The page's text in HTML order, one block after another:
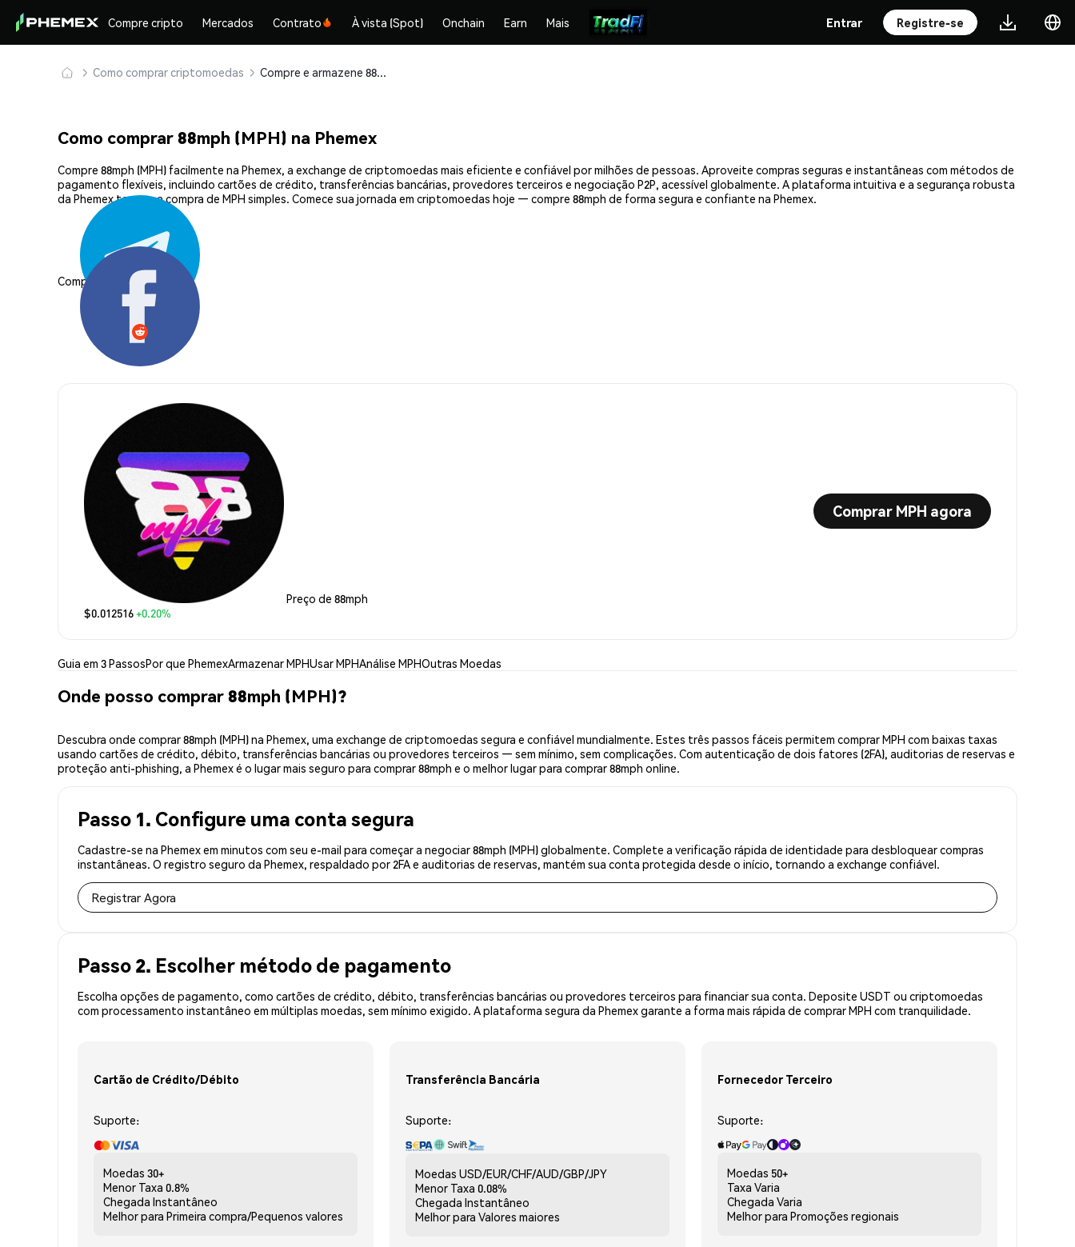
Compre cripto Mercados Contrato À vista (Spot) Onchain Earn Mais Entrar Registre-se
Como comprar criptomoedas Compre e armazene 88mph (MPH) com segurança
Como comprar 88mph (MPH) na Phemex
Compre 88mph (MPH) facilmente na Phemex, a exchange de criptomoedas mais eficiente e confiável por milhões de pessoas. Aproveite compras seguras e instantâneas com métodos de
pagamento flexíveis, incluindo cartões de crédito, transferências bancárias, provedores terceiros e negociação P2P, acessível globalmente. A plataforma intuitiva e a segurança robusta
da Phemex tornam a compra de MPH simples. Comece sua jornada em criptomoedas hoje — compre 88mph de forma segura e confiante na Phemex.
Compartilhar:
Preço de 88mph
$0.012516+0.20%
Comprar MPH agora
Guia em 3 PassosPor que PhemexArmazenar MPHUsar MPHAnálise MPHOutras Moedas
Onde posso comprar 88mph (MPH)?
Descubra onde comprar 88mph (MPH) na Phemex, uma exchange de criptomoedas segura e confiável mundialmente. Estes três passos fáceis permitem comprar MPH com baixas taxas
usando cartões de crédito, débito, transferências bancárias ou provedores terceiros — sem mínimo, sem complicações. Com autenticação de dois fatores (2FA), auditorias de reservas e
proteção anti-phishing, a Phemex é o lugar mais seguro para comprar 88mph e o melhor lugar para comprar 88mph online.
Passo 1. Configure uma conta segura
Cadastre-se na Phemex em minutos com seu e-mail para começar a negociar 88mph (MPH) globalmente. Complete a verificação rápida de identidade para desbloquear compras
instantâneas. O registro seguro da Phemex, respaldado por 2FA e auditorias de reservas, mantém sua conta protegida desde o início, tornando a exchange confiável.
Registrar Agora
Passo 2. Escolher método de pagamento
Escolha opções de pagamento, como cartões de crédito, débito, transferências bancárias ou provedores terceiros para financiar sua conta. Deposite USDT ou criptomoedas
com processamento instantâneo em múltiplas moedas, sem mínimo exigido. A plataforma segura da Phemex garante a forma mais rápida de comprar MPH com tranquilidade.
Cartão de Crédito/Débito
Suporte:
Moedas 30+
Menor Taxa 0.8%
Chegada Instantâneo
Melhor para Primeira compra/Pequenos valores
Transferência Bancária
Suporte:
Moedas USD/EUR/CHF/AUD/GBP/JPY
Menor Taxa 0.08%
Chegada Instantâneo
Melhor para Valores maiores
Fornecedor Terceiro
Suporte:
Moedas 50+
Taxa Varia
Chegada Varia
Melhor para Promoções regionais